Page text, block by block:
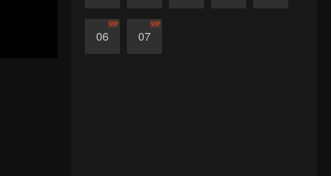
06
VIP
07
VIP